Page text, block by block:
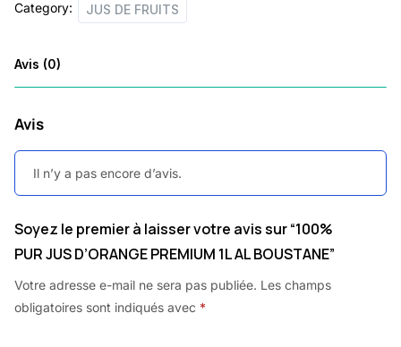
quantity
Category: JUS DE FRUITS
Avis (0)
Avis
Il n’y a pas encore d’avis.
Soyez le premier à laisser votre avis sur “100%
PUR JUS D’ORANGE PREMIUM 1L AL BOUSTANE”
Votre adresse e-mail ne sera pas publiée. Les champs
obligatoires sont indiqués avec *